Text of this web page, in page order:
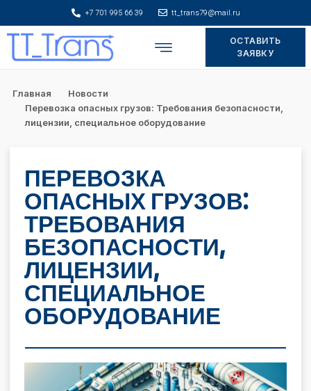
+7 701 995 66 39 tt_trans79@mail.ru
ОСТАВИТЬ
ЗАЯВКУ
Главная
Новости
Перевозка опасных грузов: Требования безопасности,
лицензии, специальное оборудование
ПЕРЕВОЗКА
ОПАСНЫХ ГРУЗОВ:
ТРЕБОВАНИЯ
БЕЗОПАСНОСТИ,
ЛИЦЕНЗИИ,
СПЕЦИАЛЬНОЕ
ОБОРУДОВАНИЕ